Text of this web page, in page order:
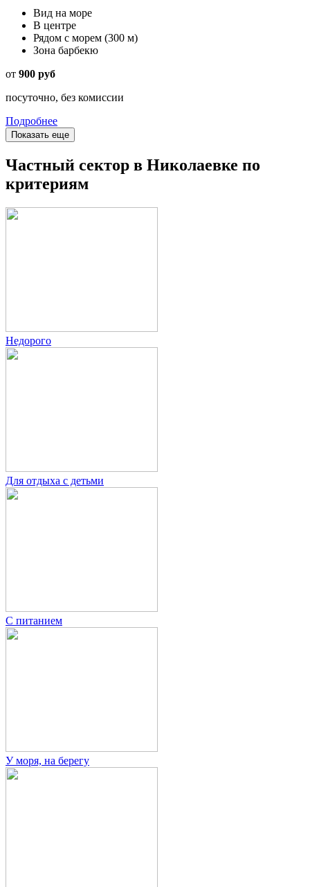
Вид на море
В центре
Рядом с морем (300 м)
Зона барбекю
от 900 руб
посуточно, без комиссии
Подробнее
Показать еще
Частный сектор в Николаевке по
критериям
Недорого
Для отдыха с детьми
С питанием
У моря, на берегу